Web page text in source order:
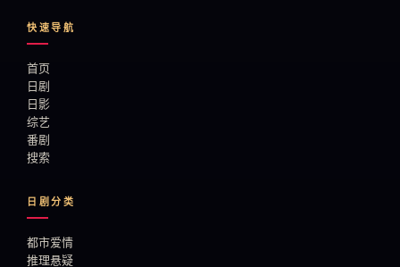
快速导航
首页
日剧
日影
综艺
番剧
搜索
日剧分类
都市爱情
推理悬疑